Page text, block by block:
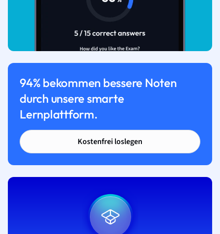
94% bekommen bessere Noten
durch unsere smarte
Lernplattform.
Kostenfrei loslegen